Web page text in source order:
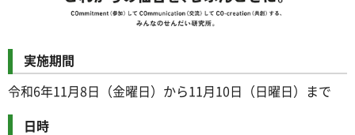
実施期間
令和6年11月8日（金曜日）から11月10日（日曜日）まで
日時